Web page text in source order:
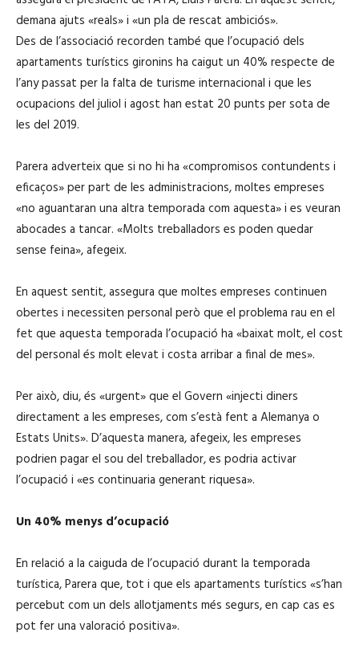
demana ajuts «reals» i «un pla de rescat ambiciós».
Des de l’associació recorden també que l’ocupació dels
apartaments turístics gironins ha caigut un 40% respecte de
l’any passat per la falta de turisme internacional i que les
ocupacions del juliol i agost han estat 20 punts per sota de
les del 2019.
Parera adverteix que si no hi ha «compromisos contundents i
eficaços» per part de les administracions, moltes empreses
«no aguantaran una altra temporada com aquesta» i es veuran
abocades a tancar. «Molts treballadors es poden quedar
sense feina», afegeix.
En aquest sentit, assegura que moltes empreses continuen
obertes i necessiten personal però que el problema rau en el
fet que aquesta temporada l’ocupació ha «baixat molt, el cost
del personal és molt elevat i costa arribar a final de mes».
Per això, diu, és «urgent» que el Govern «injecti diners
directament a les empreses, com s’està fent a Alemanya o
Estats Units». D’aquesta manera, afegeix, les empreses
podrien pagar el sou del treballador, es podria activar
l’ocupació i «es continuaria generant riquesa».
Un 40% menys d’ocupació
En relació a la caiguda de l’ocupació durant la temporada
turística, Parera que, tot i que els apartaments turístics «s’han
percebut com un dels allotjaments més segurs, en cap cas es
pot fer una valoració positiva».